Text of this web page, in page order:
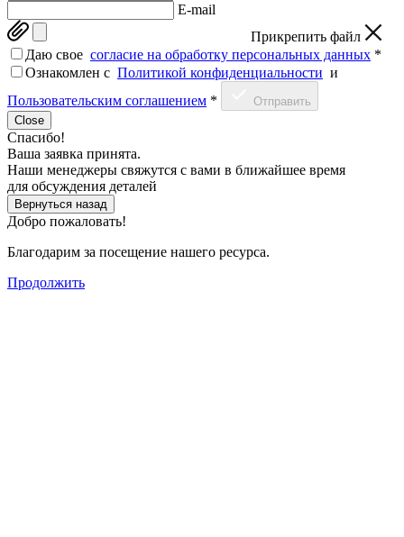
E-mail
Прикрепить файл
Даю свое согласие на обработку персональных данных *
Ознакомлен c Политикой конфиденциальности и
Пользовательским соглашением *
Отправить
Close
Спасибо!
Ваша заявка принята.
Наши менеджеры свяжутся с вами в ближайшее время
для обсуждения деталей
Вернуться назад
Добро пожаловать!
Благодарим за посещение нашего ресурса.
Продолжить